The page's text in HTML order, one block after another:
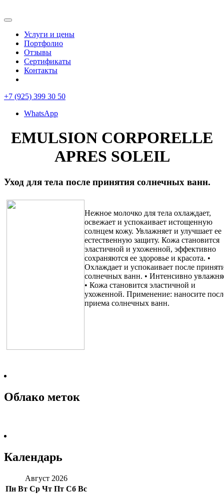
Услуги и цены
Портфолио
Отзывы
Сертификаты
Контакты
+7 (925) 399 30 50
WhatsApp
EMULSION CORPORELLE
APRES SOLEIL
Уход для тела после принятия солнечных ванн.
Нежное молочко для тела охлаждает,
освежает и успокаивает истощенную
солнцем кожу. Увлажняет и улучшает ее
естественную защиту. Кожа становится
эластичной и ухоженной, эффективно
сохраняются ее здоровье и красота. •
Охлаждает и успокаивает после
солнечных ванн. • Интенсивно
• Кожа становится эластичной и
ухоженной. Применение: наносите
приема солнечных ванн.
Облако меток
Календарь
Август 2026
Пн Вт Ср Чт Пт Сб Вс